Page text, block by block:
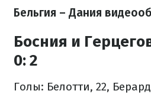
Бельгия – Дания
Босния и
0: 2
Голы: Белотти, 22,